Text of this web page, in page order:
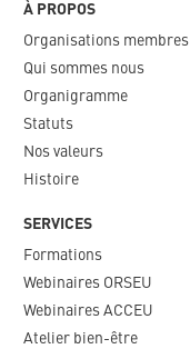
À PROPOS
Organisations membres
Qui sommes nous
Organigramme​
Statuts
Nos valeurs​
Histoire
SERVICES
Formations
Webinaires ORSEU​
Webinaires ACCEU
Atelier bien-être